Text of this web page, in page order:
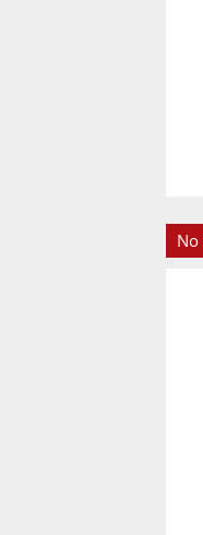
No